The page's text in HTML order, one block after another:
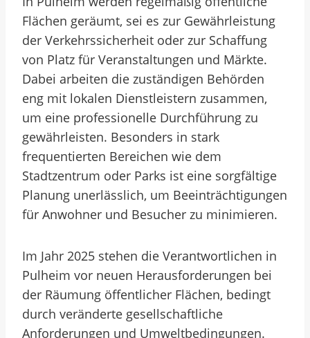
Flächen geräumt, sei es zur Gewährleistung
der Verkehrssicherheit oder zur Schaffung
von Platz für Veranstaltungen und Märkte.
Dabei arbeiten die zuständigen Behörden
eng mit lokalen Dienstleistern zusammen,
um eine professionelle Durchführung zu
gewährleisten. Besonders in stark
frequentierten Bereichen wie dem
Stadtzentrum oder Parks ist eine sorgfältige
Planung unerlässlich, um Beeinträchtigungen
für Anwohner und Besucher zu minimieren.
Im Jahr 2025 stehen die Verantwortlichen in
Pulheim vor neuen Herausforderungen bei
der Räumung öffentlicher Flächen, bedingt
durch veränderte gesellschaftliche
Anforderungen und Umweltbedingungen.